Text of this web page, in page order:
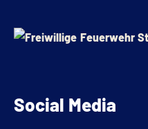
Social Media